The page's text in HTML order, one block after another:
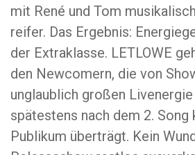
mit René und Tom
reifer. Das Ergebnis:
der Extraklasse. LETLOWE
den Newcomern, die von
unglaublich großen
spätestens nach dem 2.
Publikum überträgt. Kein